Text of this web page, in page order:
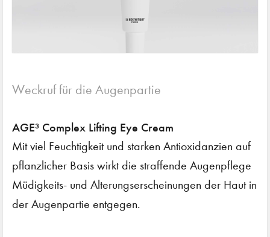
Weckruf für die Augenpartie
AGE³ Complex Lifting Eye Cream
Mit viel Feuchtigkeit und starken Antioxidanzien auf
pflanzlicher Basis wirkt die straffende Augenpflege
Müdigkeits- und Alterungserscheinungen der Haut in
der Augenpartie entgegen.